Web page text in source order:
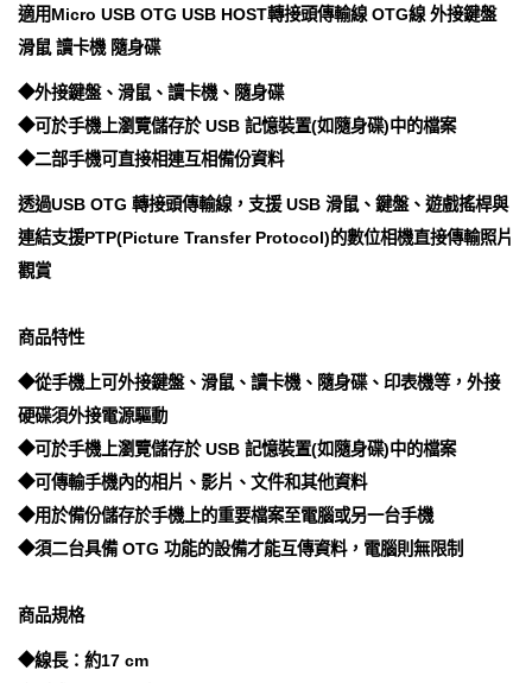
適用Micro USB OTG USB HOST轉接頭傳輸線 OTG線 外接鍵盤
滑鼠 讀卡機 隨身碟
◆外接鍵盤、滑鼠、讀卡機、隨身碟
◆可於手機上瀏覽儲存於 USB 記憶裝置(如隨身碟)中的檔案
◆二部手機可直接相連互相備份資料
透過USB OTG 轉接頭傳輸線，支援 USB 滑鼠、鍵盤、遊戲搖桿與
連結支援PTP(Picture Transfer Protocol)的數位相機直接傳輸照片
觀賞
商品特性
◆從手機上可外接鍵盤、滑鼠、讀卡機、隨身碟、印表機等，外接
硬碟須外接電源驅動
◆可於手機上瀏覽儲存於 USB 記憶裝置(如隨身碟)中的檔案
◆可傳輸手機內的相片、影片、文件和其他資料
◆用於備份儲存於手機上的重要檔案至電腦或另一台手機
◆須二台具備 OTG 功能的設備才能互傳資料，電腦則無限制
商品規格
◆線長：約17 cm